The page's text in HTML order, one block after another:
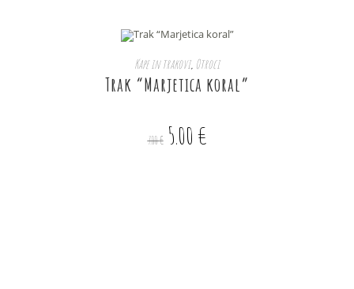
IZBERITE MOŽNOSTI
Kape in trakovi, Otroci
Trak “Marjetica koral”
7.00€ 5.00€